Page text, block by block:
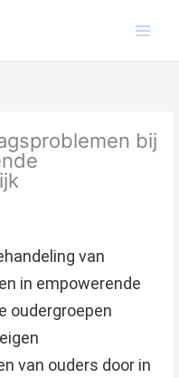
bij
van
in empowerende
oudergroepen
van ouders door in